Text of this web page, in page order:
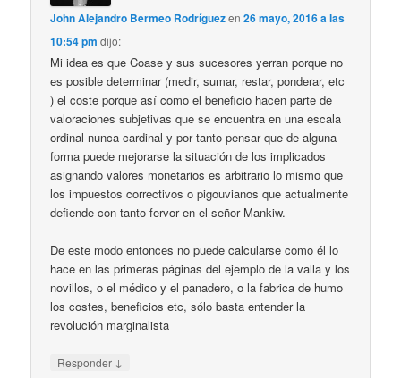
John Alejandro Bermeo Rodríguezen26 mayo, 2016 a las
10:54 pm dijo:
Mi idea es que Coase y sus sucesores yerran porque no
es posible determinar (medir, sumar, restar, ponderar, etc
) el coste porque así como el beneficio hacen parte de
valoraciones subjetivas que se encuentra en una escala
ordinal nunca cardinal y por tanto pensar que de alguna
forma puede mejorarse la situación de los implicados
asignando valores monetarios es arbitrario lo mismo que
los impuestos correctivos o pigouvianos que actualmente
defiende con tanto fervor en el señor Mankiw.
De este modo entonces no puede calcularse como él lo
hace en las primeras páginas del ejemplo de la valla y los
novillos, o el médico y el panadero, o la fabrica de humo
los costes, beneficios etc, sólo basta entender la
revolución marginalista
Responder ↓